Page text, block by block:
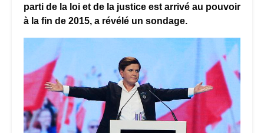
parti de la loi et de la justice est arrivé au pouvoir
à la fin de 2015, a révélé un sondage.